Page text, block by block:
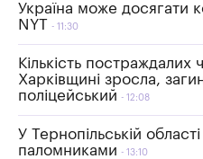
Україна може досягати
NYT
11:30
Кількість постраждалих
Харківщині зросла,
поліцейський
12:08
У Тернопільській
паломниками
13:10